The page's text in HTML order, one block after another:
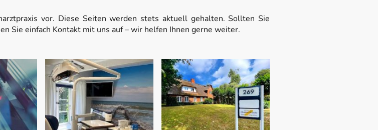
vor. Diese Seiten werden stets aktuell gehalten. Sollten Sie
Sie einfach Kontakt mit uns auf – wir helfen Ihnen gerne weiter.